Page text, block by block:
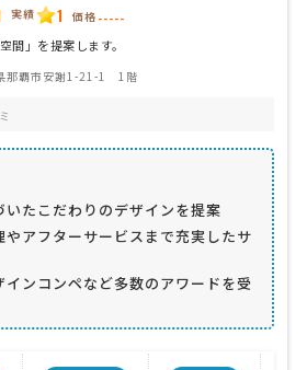
実績 1 価格 -----
間」を提案します。
那覇市安謝1-21-1 1階
いたこだわりのデザインを提案
やアフターサービスまで充実したサ
ンコンペなど多数のアワードを受